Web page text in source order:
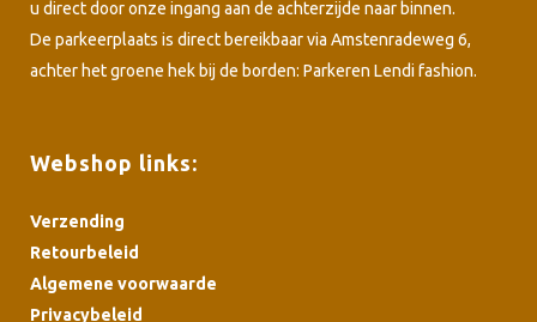
u direct door onze ingang aan de achterzijde naar binnen.
De parkeerplaats is direct bereikbaar via Amstenradeweg 6,
achter het groene hek bij de borden: Parkeren Lendi fashion.
Webshop links:
Verzending
Retourbeleid
Algemene voorwaarde
Privacybeleid